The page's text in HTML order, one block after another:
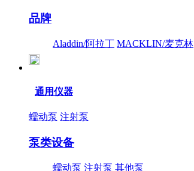
品牌
Aladdin/阿拉丁 MACKLIN/麦克林
通用仪器
蠕动泵 注射泵
泵类设备
蠕动泵 注射泵 其他泵